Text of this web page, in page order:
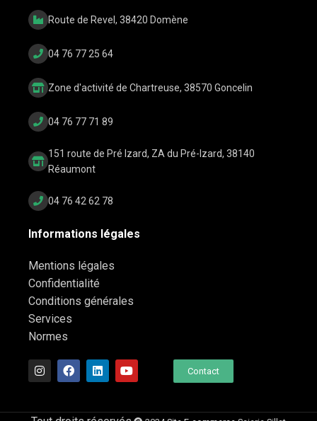
Route de Revel, 38420 Domène
04 76 77 25 64
Zone d'activité de Chartreuse, 38570 Goncelin
04 76 77 71 89
151 route de Pré Izard, ZA du Pré-Izard, 38140
Réaumont
04 76 42 62 78
Informations légales
Mentions légales
Confidentialité
Conditions générales
Services
Normes
Contact